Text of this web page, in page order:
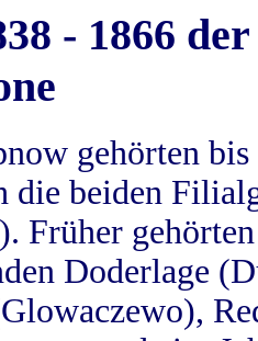
- 1866
gehörten
die beiden
Früher
Doderlage